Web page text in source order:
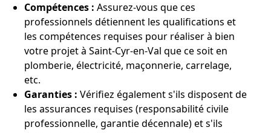
Compétences : Assurez-vous que ces
professionnels détiennent les qualifications et
les compétences requises pour réaliser à bien
votre projet à Saint-Cyr-en-Val que ce soit en
plomberie, électricité, maçonnerie, carrelage,
etc.
Garanties : Vérifiez également s'ils disposent de
les assurances requises (responsabilité civile
professionnelle, garantie décennale) et s'ils